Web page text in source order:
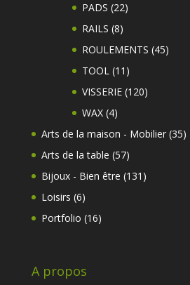
PADS 2222
RAILS 88
produits
ROULEMENTS 4545
TOOL 11 11
produits
VISSERIE 120120
WAX 44
produits
Arts de la maison - Mobilier 3535
Arts de la table 5757
produits
Bijoux - Bien être 131 131
Loisirs 66
produits
Portfolio 1616
A propos